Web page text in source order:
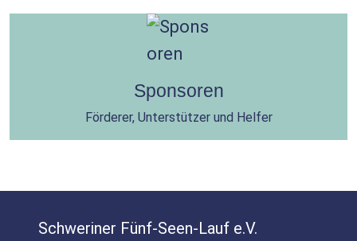
Sponsoren
Förderer, Unterstützer und Helfer
Schweriner Fünf-Seen-Lauf e.V.